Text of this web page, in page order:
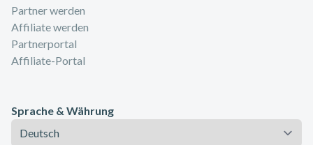
Partner werden
Affiliate werden
Partnerportal
Affiliate-Portal
Sprache & Währung